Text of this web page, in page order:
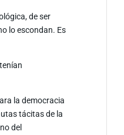
de ser
lo escondan. Es
la democracia
tácitas de la
del